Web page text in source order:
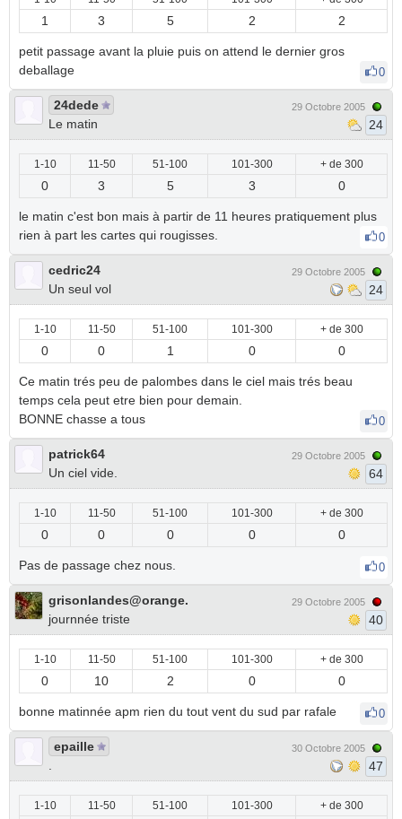
1 3 5 2 2
petit passage avant la pluie puis on attend le dernier gros
deballage
0
24dede
Le matin
29 Octobre 2005
24
1-10 11-50 51-100 101-300 + de 300
0 3 5 3 0
le matin c'est bon mais à partir de 11 heures pratiquement plus
rien à part les cartes qui rougisses.
0
cedric24
Un seul vol
29 Octobre 2005
24
1-10 11-50 51-100 101-300 + de 300
0 0 1 0 0
Ce matin trés peu de palombes dans le ciel mais trés beau
temps cela peut etre bien pour demain.
BONNE chasse a tous
0
patrick64
Un ciel vide.
29 Octobre 2005
64
1-10 11-50 51-100 101-300 + de 300
0 0 0 0 0
Pas de passage chez nous. 0
grisonlandes@orange.
journnée triste
29 Octobre 2005
40
1-10 11-50 51-100 101-300 + de 300
0 10 2 0 0
bonne matinnée apm rien du tout vent du sud par rafale 0
epaille
30 Octobre 2005
47
1-10 11-50 51-100 101-300 + de 300